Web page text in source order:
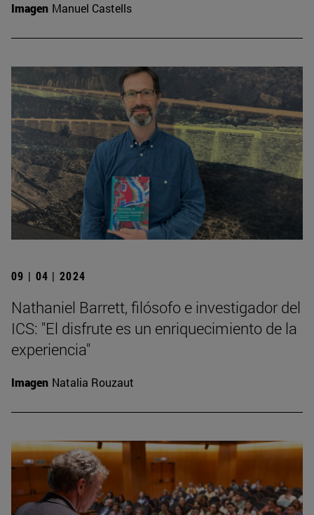
Imagen Manuel Castells
09 | 04 | 2024
Nathaniel Barrett, filósofo e investigador del
ICS: "El disfrute es un enriquecimiento de la
experiencia"
Imagen Natalia Rouzaut